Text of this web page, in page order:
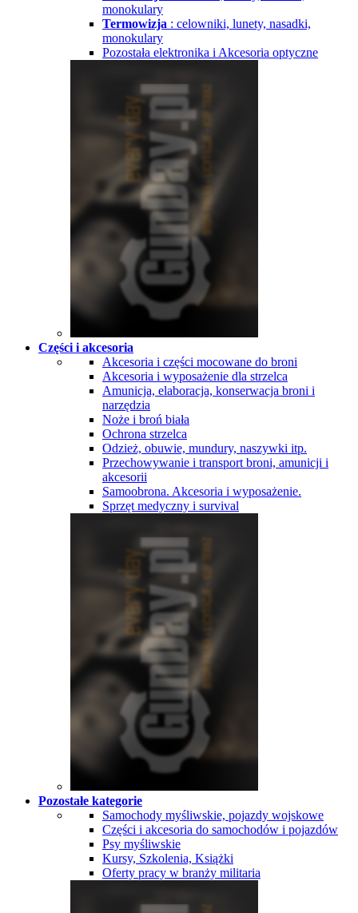
monokulary
Termowizja : celowniki, lunety, nasadki,
monokulary
Pozostała elektronika i Akcesoria optyczne
Części i akcesoria
Akcesoria i części mocowane do broni
Akcesoria i wyposażenie dla strzelca
Amunicja, elaboracja, konserwacja broni i
narzędzia
Noże i broń biała
Ochrona strzelca
Odzież, obuwie, mundury, naszywki itp.
Przechowywanie i transport broni, amunicji i
akcesorii
Samoobrona. Akcesoria i wyposażenie.
Sprzęt medyczny i survival
Pozostałe kategorie
Samochody myśliwskie, pojazdy wojskowe
Części i akcesoria do samochodów i pojazdów
Psy myśliwskie
Kursy, Szkolenia, Książki
Oferty pracy w branży militaria